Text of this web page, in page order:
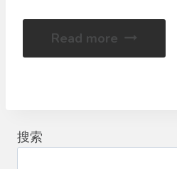
Read more
搜索